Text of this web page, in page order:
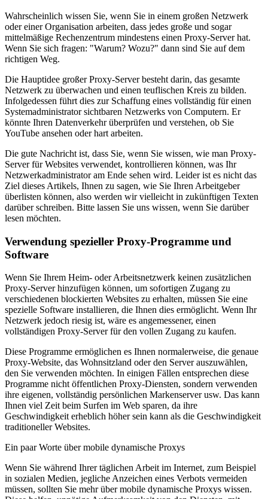
Wahrscheinlich wissen Sie, wenn Sie in einem großen Netzwerk
oder einer Organisation arbeiten, dass jedes große und sogar
mittelmäßige Rechenzentrum mindestens einen Proxy-Server hat.
Wenn Sie sich fragen: "Warum? Wozu?" dann sind Sie auf dem
richtigen Weg.
Die Hauptidee großer Proxy-Server besteht darin, das gesamte
Netzwerk zu überwachen und einen teuflischen Kreis zu bilden.
Infolgedessen führt dies zur Schaffung eines vollständig für einen
Systemadministrator sichtbaren Netzwerks von Computern. Er
könnte Ihren Datenverkehr überprüfen und verstehen, ob Sie
YouTube ansehen oder hart arbeiten.
Die gute Nachricht ist, dass Sie, wenn Sie wissen, wie man Proxy-
Server für Websites verwendet, kontrollieren können, was Ihr
Netzwerkadministrator am Ende sehen wird. Leider ist es nicht das
Ziel dieses Artikels, Ihnen zu sagen, wie Sie Ihren Arbeitgeber
überlisten können, also werden wir vielleicht in zukünftigen Texten
darüber schreiben. Bitte lassen Sie uns wissen, wenn Sie darüber
lesen möchten.
Verwendung spezieller Proxy-Programme und
Software
Wenn Sie Ihrem Heim- oder Arbeitsnetzwerk keinen zusätzlichen
Proxy-Server hinzufügen können, um sofortigen Zugang zu
verschiedenen blockierten Websites zu erhalten, müssen Sie eine
spezielle Software installieren, die Ihnen dies ermöglicht. Wenn Ihr
Netzwerk jedoch riesig ist, wäre es angemessener, einen
vollständigen Proxy-Server für den vollen Zugang zu kaufen.
Diese Programme ermöglichen es Ihnen normalerweise, die genaue
Proxy-Website, das Wohnsitzland oder den Server auszuwählen,
den Sie verwenden möchten. In einigen Fällen entsprechen diese
Programme nicht öffentlichen Proxy-Diensten, sondern verwenden
ihre eigenen, vollständig persönlichen Markenserver usw. Das kann
Ihnen viel Zeit beim Surfen im Web sparen, da ihre
Geschwindigkeit erheblich höher sein kann als die Geschwindigkeit
traditioneller Websites.
Ein paar Worte über mobile dynamische Proxys
Wenn Sie während Ihrer täglichen Arbeit im Internet, zum Beispiel
in sozialen Medien, jegliche Anzeichen eines Verbots vermeiden
müssen, sollten Sie mehr über mobile dynamische Proxys wissen.